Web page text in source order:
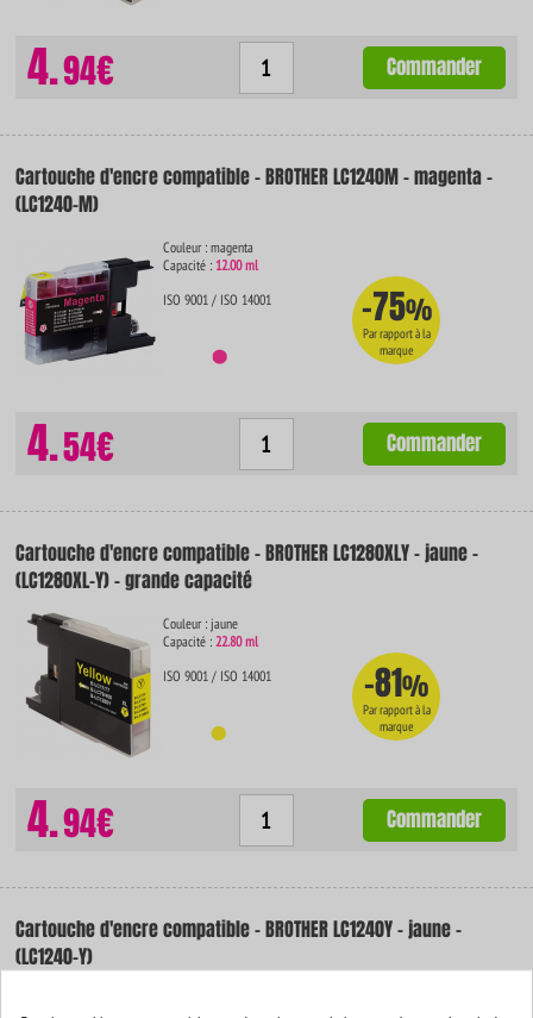
4.94€ Commander
Cartouche d'encre compatible - BROTHER LC1240M - magenta -
(LC1240-M)
Couleur : magenta
Capacité : 12.00 ml
ISO 9001 / ISO 14001
-75%
Par rapport à la
marque
4.54€ Commander
Cartouche d'encre compatible - BROTHER LC1280XLY - jaune -
(LC1280XL-Y) - grande capacité
Couleur : jaune
Capacité :22.80 ml
ISO 9001 / ISO 14001
-81%
Par rapport à la
marque
4.94€ Commander
Cartouche d'encre compatible - BROTHER LC1240Y - jaune -
(LC1240-Y)